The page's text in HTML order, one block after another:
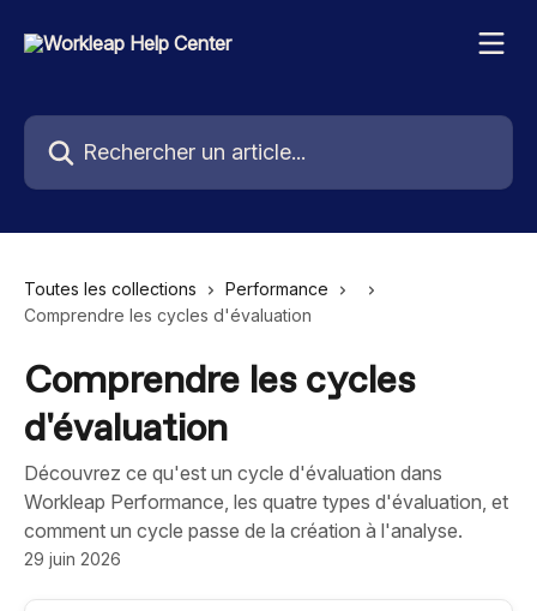
Rechercher un article...
Toutes les collections
Performance
Comprendre les cycles d'évaluation
Comprendre les cycles
d'évaluation
Découvrez ce qu'est un cycle d'évaluation dans
Workleap Performance, les quatre types d'évaluation, et
comment un cycle passe de la création à l'analyse.
29 juin 2026